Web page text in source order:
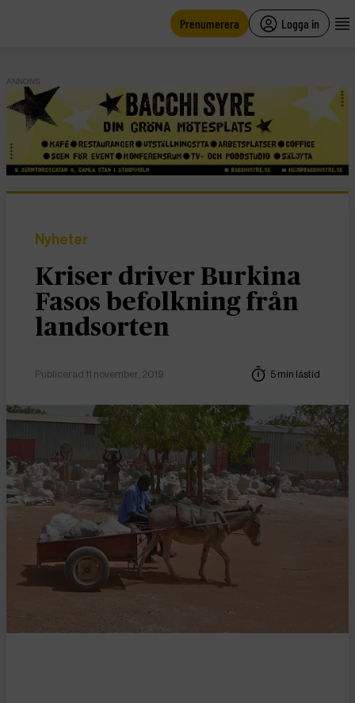
Prenumerera Logga in
ANNONS
Nyheter
Kriser driver Burkina
Fasos befolkning från
landsorten
Publicerad 11 november, 2019 5 min lästid